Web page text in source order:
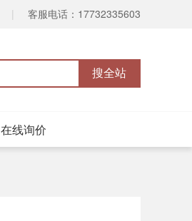
| 客服电话：17732335603
在线询价